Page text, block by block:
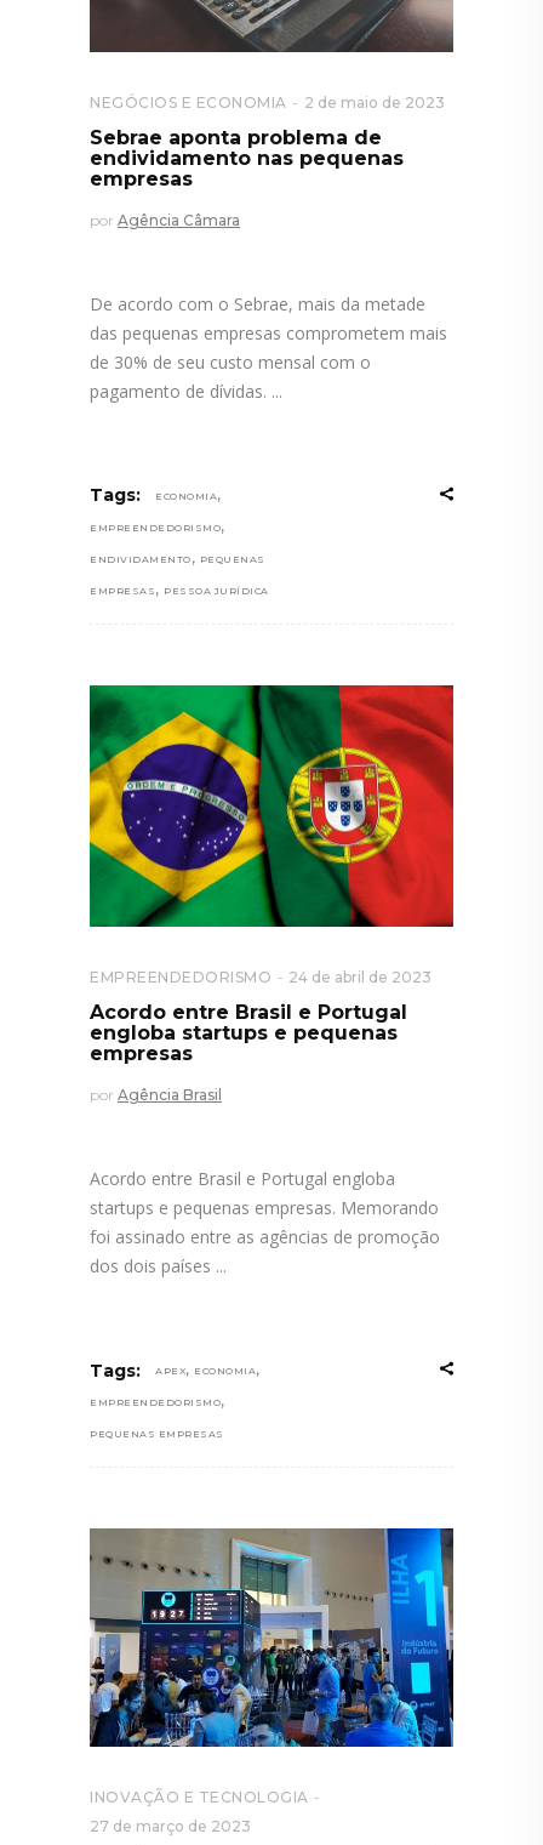
NEGÓCIOS E ECONOMIA 2 de maio de 2023
Sebrae aponta problema de
endividamento nas pequenas
empresas
por Agência Câmara
De acordo com o Sebrae, mais da metade
das pequenas empresas comprometem mais
de 30% de seu custo mensal com o
pagamento de dívidas.
Tags: ECONOMIA ,
EMPREENDEDORISMO,
ENDIVIDAMENTO , PEQUENAS
EMPRESAS , PESSOA JURÍDICA
EMPREENDEDORISMO 24 de abril de 2023
Acordo entre Brasil e Portugal
engloba startups e pequenas
empresas
por Agência Brasil
Acordo entre Brasil e Portugal engloba
startups e pequenas empresas. Memorando
foi assinado entre as agências de promoção
dos dois países
Tags: APEX, ECONOMIA,
EMPREENDEDORISMO,
PEQUENAS EMPRESAS
INOVAÇÃO E TECNOLOGIA
27 de março de 2023